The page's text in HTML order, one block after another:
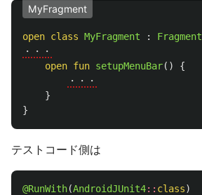
MyFragment
open class MyFragment : Fragment
・・・
open fun setupMenuBar()
{
・・・
}
}
テストコード側は
@RunWith(AndroidJUnit4:: class)